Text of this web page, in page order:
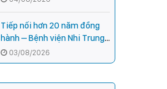
chia sẻ từ các chuyên gia
hàng đầu của Bệnh Viện Nhi
Trung ương
Tiếp nối hơn 20 năm đồng
hành – Bệnh viện Nhi Trung
ương và Tổ chức Orbis (Hoa
Kỳ) tăng cường hợp tác, mở
03/08/2026